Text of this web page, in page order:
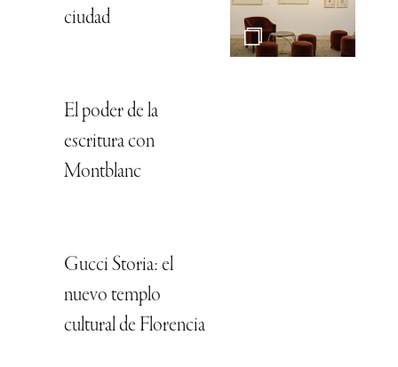
ciudad
El poder de la
escritura con
Montblanc
Gucci Storia: el
nuevo templo
cultural de Florencia